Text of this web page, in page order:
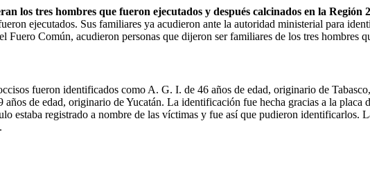
los tres hombres que fueron ejecutados y después calcinados en la Región
ejecutados. Sus familiares ya acudieron ante la autoridad ministerial para
Fuero Común, acudieron personas que dijeron ser familiares de los tres hombres
fueron identificados como A. G. I. de 46 años de edad, originario de
años de edad, originario de Yucatán. La identificación fue hecha gracias a la
estaba registrado a nombre de las víctimas y fue así que pudieron identificarlos.